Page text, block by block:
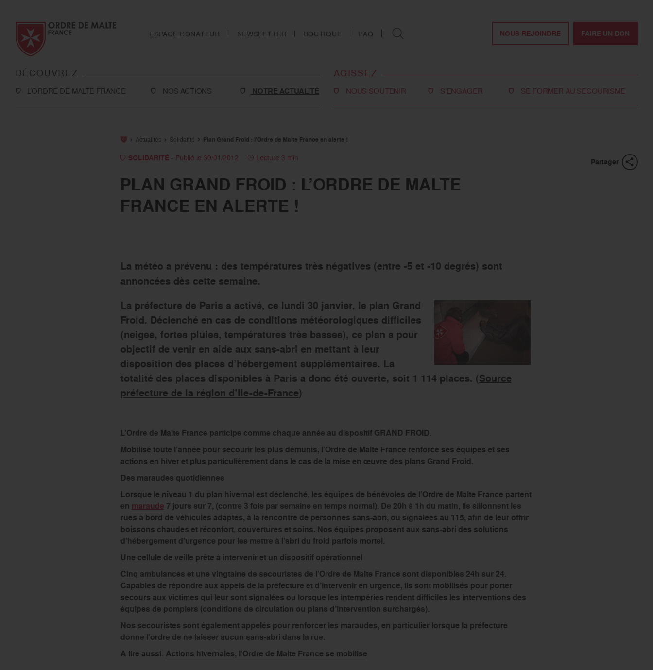
ESPACE DONATEUR NEWSLETTER BOUTIQUE FAQ NOUS REJOINDRE FAIRE UN DON
DÉCOUVREZ
L’ORDRE DE MALTE FRANCE
Notre présence à l’international
NOS ACTIONS
Toutes nos actions
NOTRE ACTUALITÉ
AGISSEZ
NOUS SOUTENIR
assurances-vie
S'ENGAGER
Travailler avec nous
SE FORMER AU SECOURISME
Actualités Solidarité Plan Grand Froid : l’Ordre de Malte France en alerte !
Partager
SOLIDARITÉ - Publié le 30/01/2012 Lecture 3 min
PLAN GRAND FROID : L’ORDRE DE MALTE
FRANCE EN ALERTE !
La météo a prévenu : des températures très négatives (entre -5 et -10 degrés) sont
annoncées dès cette semaine.
La préfecture de Paris a activé, ce lundi 30 janvier, le plan Grand
Froid. Déclenché en cas de conditions météorologiques difficiles
(neiges, fortes pluies, températures très basses), ce plan a pour
objectif de venir en aide aux sans-abri en mettant à leur
disposition des places d’hébergement supplémentaires. La
totalité des places disponibles à Paris a donc été ouverte, soit 1 114 places. (Source
préfecture de la région d’Ile-de-France)
L’Ordre de Malte France participe comme chaque année au dispositif GRAND FROID.
Mobilisé toute l’année pour secourir les plus démunis, l’Ordre de Malte France renforce ses équipes et ses
actions en hiver et plus particulièrement dans le cas de la mise en œuvre des plans Grand Froid.
Des maraudes quotidiennes
Lorsque le niveau 1 du plan hivernal est déclenché, les équipes de bénévoles de l’Ordre de Malte France partent
en maraude 7 jours sur 7, (contre 3 fois par semaine en temps normal). De 20h à 1h du matin, ils sillonnent les
rues à bord de véhicules adaptés, à la rencontre de personnes sans-abri, ou signalées au 115, afin de leur offrir
boissons chaudes et réconfort, couvertures et soins. Nos équipes proposent aux sans-abri des solutions
d’hébergement d’urgence pour les mettre à l’abri du froid parfois mortel.
Une cellule de veille prête à intervenir et un dispositif opérationnel
Cinq ambulances et une vingtaine de secouristes de l’Ordre de Malte France sont disponibles 24h sur 24.
Capables de répondre aux appels de la préfecture et d’intervenir en urgence, ils sont mobilisés pour porter
secours aux victimes qui leur sont signalées ou lorsque les intempéries rendent difficiles les interventions des
équipes de pompiers (conditions de circulation ou plans d’intervention surchargés).
Nos secouristes sont également appelés pour renforcer les maraudes, en particulier lorsque la préfecture
donne l’ordre de ne laisser aucun sans-abri dans la rue.
A lire aussi: Actions hivernales, l’Ordre de Malte France se mobilise